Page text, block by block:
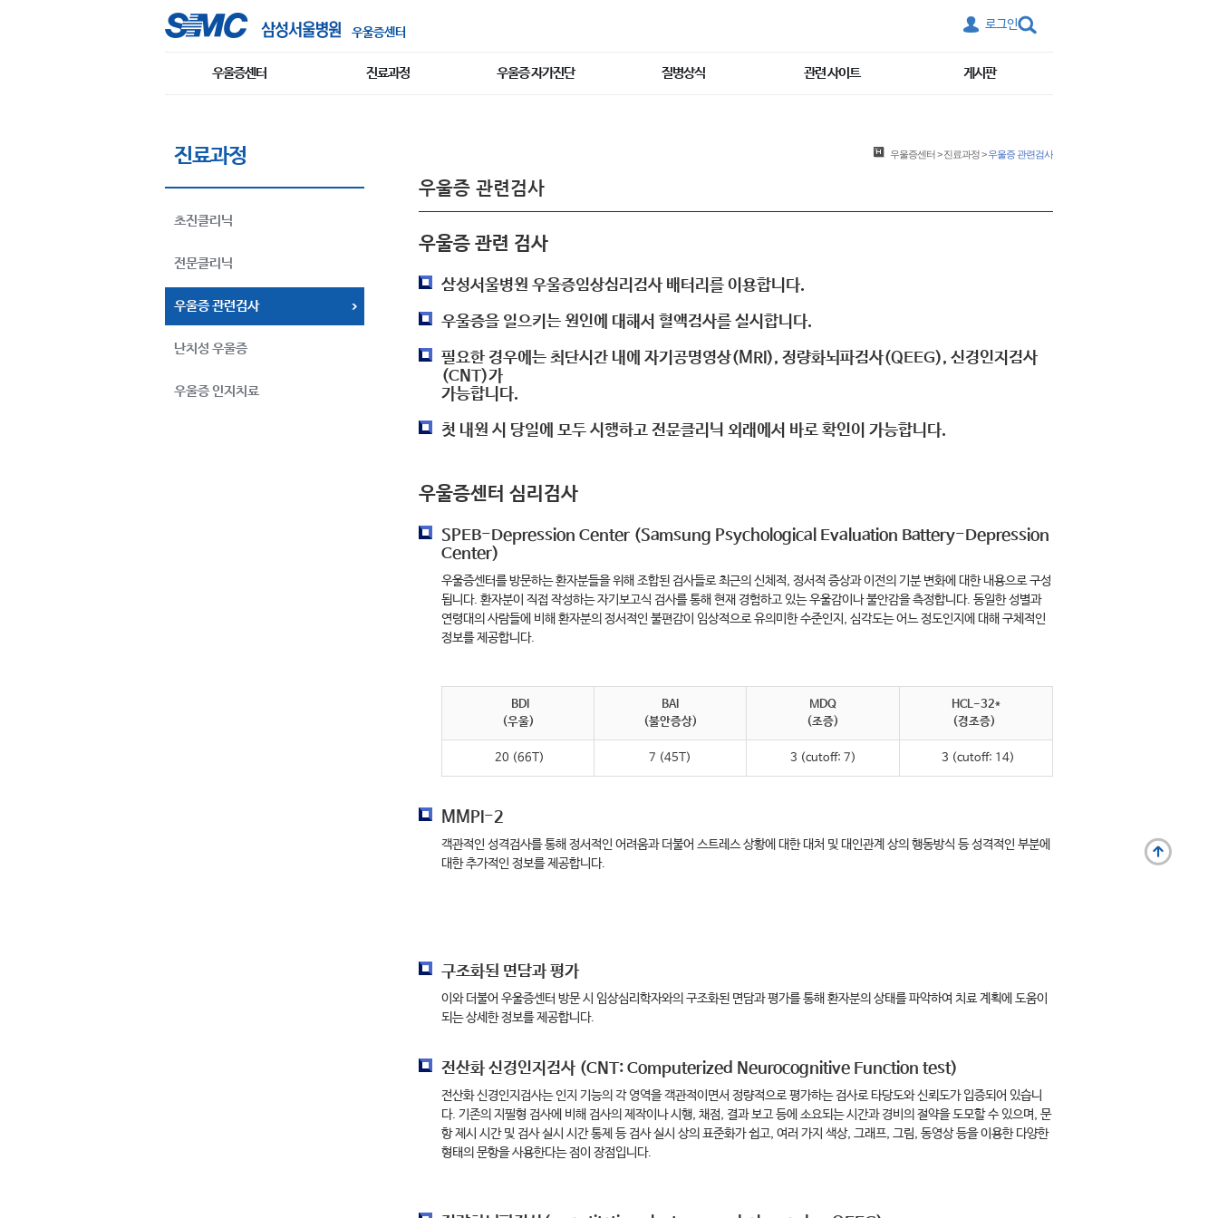
우울증센터
로그인
우울증센터 진료과정 우울증 자가진단 질병상식 관련 사이트 게시판
진료과정
초진클리닉
전문클리닉
우울증 관련검사
난치성 우울증
우울증 인지치료
우울증센터>진료과정>우울증 관련검사
우울증 관련검사
우울증 관련 검사
삼성서울병원 우울증임상심리검사 배터리를 이용합니다.
우울증을 일으키는 원인에 대해서 혈액검사를 실시합니다.
필요한 경우에는 최단시간 내에 자기공명영상(MRI), 정량화뇌파검사(QEEG), 신경인지검사
(CNT)가
가능합니다.
첫 내원 시 당일에 모두 시행하고 전문클리닉 외래에서 바로 확인이 가능합니다.
우울증센터 심리검사
SPEB-Depression Center (Samsung Psychological Evaluation Battery-Depression
Center)
우울증센터를 방문하는 환자분들을 위해 조합된 검사들로 최근의 신체적, 정서적 증상과 이전의 기분 변화에 대한 내용으로 구성
됩니다. 환자분이 직접 작성하는 자기보고식 검사를 통해 현재 경험하고 있는 우울감이나 불안감을 측정합니다. 동일한 성별과
연령대의 사람들에 비해 환자분의 정서적인 불편감이 임상적으로 유의미한 수준인지, 심각도는 어느 정도인지에 대해 구체적인
정보를 제공합니다.
BDI
(우울)
BAI
(불안증상)
MDQ
(조증)
HCL-32*
(경조증)
20 (66T) 7 (45T) 3 (cutoff: 7) 3 (cutoff: 14)
MMPI-2
객관적인 성격검사를 통해 정서적인 어려움과 더불어 스트레스 상황에 대한 대처 및 대인관계 상의 행동방식 등 성격적인 부분에
대한 추가적인 정보를 제공합니다.
구조화된 면담과 평가
이와 더불어 우울증센터 방문 시 임상심리학자와의 구조화된 면담과 평가를 통해 환자분의 상태를 파악하여 치료 계획에 도움이
되는 상세한 정보를 제공합니다.
전산화 신경인지검사 (CNT: Computerized Neurocognitive Function test)
전산화 신경인지검사는 인지 기능의 각 영역을 객관적이면서 정량적으로 평가하는 검사로 타당도와 신뢰도가 입증되어 있습니
다. 기존의 지필형 검사에 비해 검사의 제작이나 시행, 채점, 결과 보고 등에 소요되는 시간과 경비의 절약을 도모할 수 있으며, 문
항 제시 시간 및 검사 실시 시간 통제 등 검사 실시 상의 표준화가 쉽고, 여러 가지 색상, 그래프, 그림, 동영상 등을 이용한 다양한
형태의 문항을 사용한다는 점이 장점입니다.